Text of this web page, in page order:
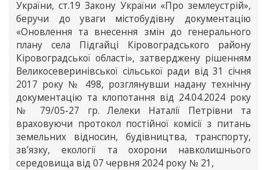
України, ст.19 Закону України «Про землеустрій»,
беручи до уваги містобудівну документацію
«Оновлення та внесення змін до генерального
плану села Підгайці Кіровоградського району
Кіровоградської області», затверджену рішенням
Великосеверинівської сільської ради від 31 січня
2017 року № 498, розглянувши надану технічну
документацію та клопотання від 24.04.2024 року
№ 79/05-27 гр. Лелеки Наталії Петрівни та
враховуючи протокол постійної комісії з питань
земельних відносин, будівництва, транспорту,
зв’язку, екології та охорони навколишнього
середовища від 07 червня 2024 року № 21,